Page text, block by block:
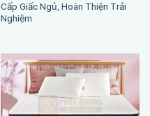
Cấp Giấc Ngủ, Hoàn Thiện Trải
Nghiệm